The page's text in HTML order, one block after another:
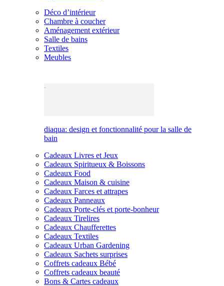
Déco d’intérieur
Chambre à coucher
Aménagement extérieur
Salle de bains
Textiles
Meubles
diaqua: design et fonctionnalité pour la salle de
bain
Cadeaux Livres et Jeux
Cadeaux Spiritueux & Boissons
Cadeaux Food
Cadeaux Maison & cuisine
Cadeaux Farces et attrapes
Cadeaux Panneaux
Cadeaux Porte-clés et porte-bonheur
Cadeaux Tirelires
Cadeaux Chaufferettes
Cadeaux Textiles
Cadeaux Urban Gardening
Cadeaux Sachets surprises
Coffrets cadeaux Bébé
Coffrets cadeaux beauté
Bons & Cartes cadeaux